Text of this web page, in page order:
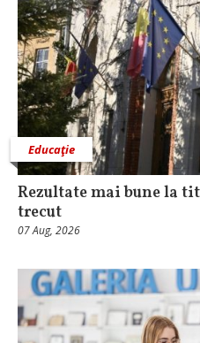
Educaţie
Rezultate mai bune la
trecut
07 Aug, 2026